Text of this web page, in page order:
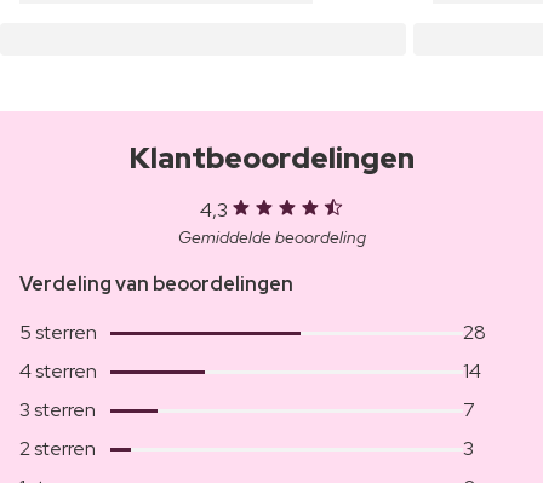
Klantbeoordelingen
4,3
Gemiddelde beoordeling
Verdeling van beoordelingen
5 sterren
28
4 sterren
14
3 sterren
7
2 sterren
3